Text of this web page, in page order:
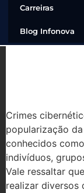
Carreiras
Blog Infonova
Crimes
popularização
conhecidos
indivíduos,
Vale ressaltar
realizar diversos